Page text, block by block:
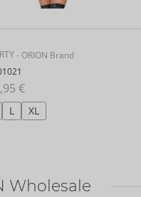
- ORION Brand
€
L XL
Wholesale